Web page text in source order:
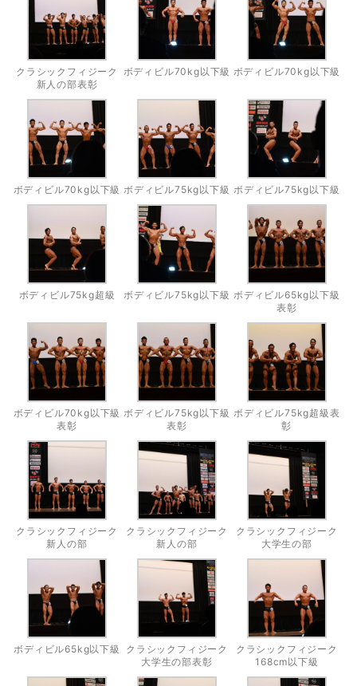
クラシックフィジーク
新人の部表彰
ボディビル70kg以下級 ボディビル70kg以下級
ボディビル70kg以下級 ボディビル75kg以下級 ボディビル75kg以下級
ボディビル75kg超級 ボディビル75kg以下級 ボディビル65kg以下級
表彰
ボディビル70kg以下級
表彰
ボディビル75kg以下級
表彰
ボディビル75kg超級表
彰
クラシックフィジーク
新人の部
クラシックフィジーク
新人の部
クラシックフィジーク
大学生の部
ボディビル65kg以下級
クラシックフィジーク
大学生の部表彰
クラシックフィジーク
168cm以下級